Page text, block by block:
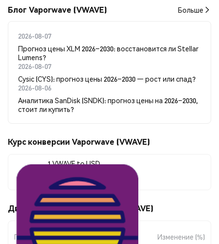
Блог Vaporwave (VWAVE) Больше
2026-08-07
Прогноз цены XLM 2026–2030: восстановится ли Stellar
Lumens?
2026-08-07
Cysic (CYS): прогноз цены 2026–2030 — рост или спад?
2026-08-06
Аналитика SanDisk (SNDK): прогноз цены на 2026–2030,
стоит ли купить?
Курс конверсии Vaporwave (VWAVE)
1 VWAVE to USD
$3.57
Движения цены Vaporwave (VWAVE)
Период
Изменение
суммы
Изменение (%)